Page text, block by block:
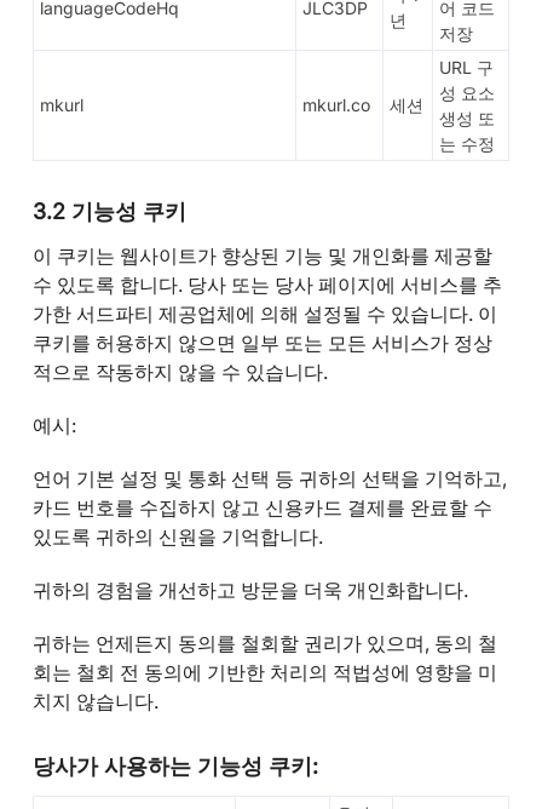
languageCodeHq JLC3DP
년
어 코드
저장
mkurl mkurl.co 세션
URL 구
성 요소
생성 또
는 수정
3.2 기능성 쿠키
이 쿠키는 웹사이트가 향상된 기능 및 개인화를 제공할
수 있도록 합니다. 당사 또는 당사 페이지에 서비스를 추
가한 서드파티 제공업체에 의해 설정될 수 있습니다. 이
쿠키를 허용하지 않으면 일부 또는 모든 서비스가 정상
적으로 작동하지 않을 수 있습니다.
예시:
언어 기본 설정 및 통화 선택 등 귀하의 선택을 기억하고,
카드 번호를 수집하지 않고 신용카드 결제를 완료할 수
있도록 귀하의 신원을 기억합니다.
귀하의 경험을 개선하고 방문을 더욱 개인화합니다.
귀하는 언제든지 동의를 철회할 권리가 있으며, 동의 철
회는 철회 전 동의에 기반한 처리의 적법성에 영향을 미
치지 않습니다.
당사가 사용하는 기능성 쿠키: